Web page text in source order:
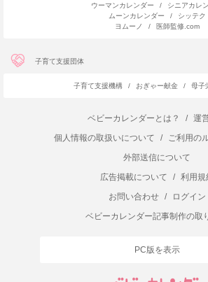
ウーマンカレンダー /
シニアカレ
ムーンカレンダー
/
シッテク
ヨムーノ
/ 医師監修.com
子育て支援団体
子育て支援機構 / おぎゃー献金 / 母子
ベビーカレンダーとは？ /
運
個人情報の取扱いについて
/
ご利用の
外部送信について
広告掲載について
/
利用規
お問い合わせ
/
ログイン
ベビーカレンダー記事制作の取
PC版を表示